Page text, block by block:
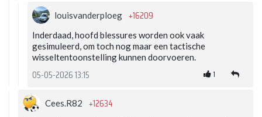
louisvanderploeg +16209
Inderdaad, hoofd blessures worden ook vaak
gesimuleerd, om toch nog maar een tactische
wisseltentoonstelling kunnen doorvoeren.
05-05-2026 13:15 1
Cees.R82 +12634